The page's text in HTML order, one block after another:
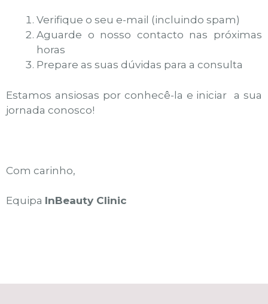
Verifique o seu e-mail (incluindo spam)
Aguarde o nosso contacto nas próximas
horas
Prepare as suas dúvidas para a consulta
Estamos ansiosas por conhecê-la e iniciara sua
jornada conosco!
Com carinho,
Equipa InBeauty Clinic